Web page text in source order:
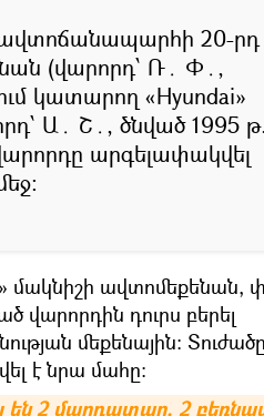
20-րդ
(վարորդ՝ Ռ․ Փ․,
կատարող «Hyundai»
Ա․ Շ․, ծնված 1995
արգելափակվել
մակնիշի ավտոմեքենան,
դուրս բերել
մեքենային։ Տուժածը
է նրա մահը։
են 2 մարդատար, 2